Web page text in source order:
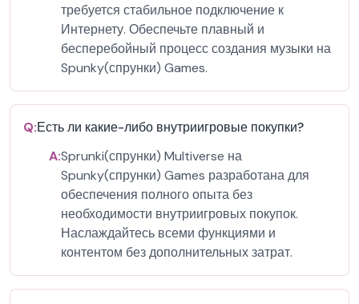
требуется стабильное подключение к
Интернету. Обеспечьте плавный и
бесперебойный процесс создания музыки на
Spunky(спрунки) Games.
Q:Есть ли какие-либо внутриигровые покупки?
A:Sprunki(спрунки) Multiverse на
Spunky(спрунки) Games разработана для
обеспечения полного опыта без
необходимости внутриигровых покупок.
Наслаждайтесь всеми функциями и
контентом без дополнительных затрат.